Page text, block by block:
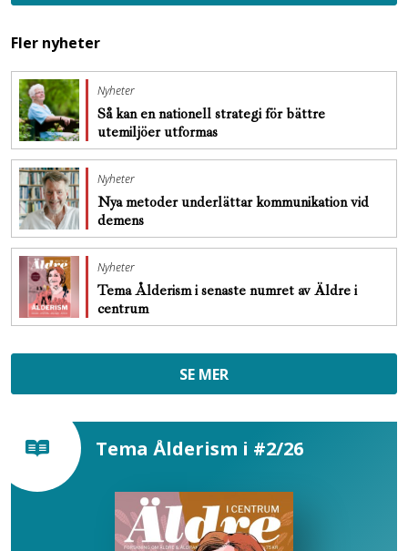
Fler nyheter
Nyheter
Så kan en nationell strategi för bättre
utemiljöer utformas
Nyheter
Nya metoder underlättar kommunikation vid
demens
Nyheter
Tema Ålderism i senaste numret av Äldre i
centrum
SE MER
Tema Ålderism i #2/26